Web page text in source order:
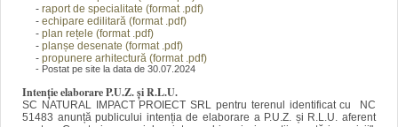
- raport de specialitate (format .pdf)
- echipare edilitară (format .pdf)
- plan rețele (format .pdf)
- planșe desenate (format .pdf)
- propunere arhitectură (format .pdf)
- Postat pe site la data de 30.07.2024
Intenție elaborare P.U.Z. și R.L.U.
SC NATURAL IMPACT PROIECT SRL pentru terenul identificat cu NC
51483 anunță publicului intenția de elaborare a P.U.Z. și R.L.U. aferent